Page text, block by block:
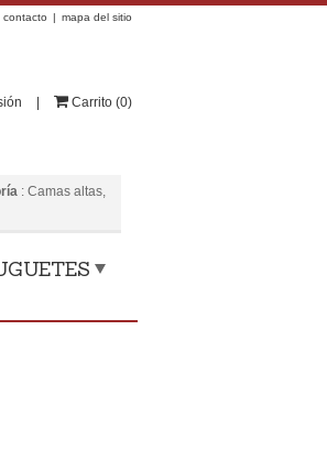
contacto mapa del sitio
: Camas altas,
Carrito (0)